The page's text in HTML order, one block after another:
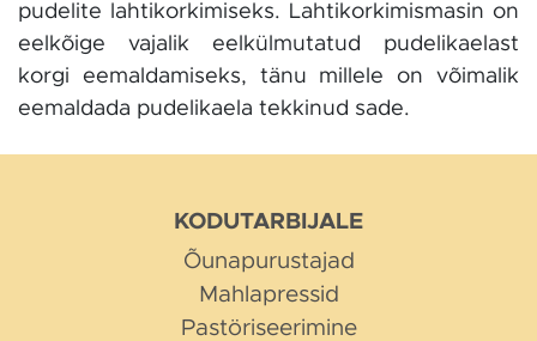
pudelite lahtikorkimiseks. Lahtikorkimismasin on
eelkõige vajalik eelkülmutatud pudelikaelast
korgi eemaldamiseks, tänu millele on võimalik
eemaldada pudelikaela tekkinud sade.
KODUTARBIJALE
Õunapurustajad
Mahlapressid
Pastöriseerimine